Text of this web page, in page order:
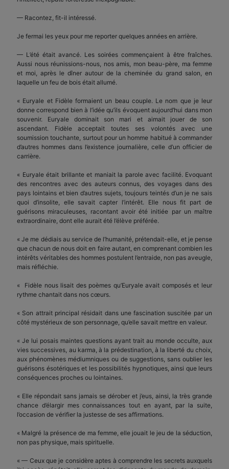
— Racontez, fit-il intéressé.
Je fermai les yeux pour me reporter quelques années en arrière.
— L’été était avancé. Les soirées commençaient à être fraîches.
Aussi nous réunissions-nous, nos amis, mon beau-père, ma femme
et moi, après le dîner autour de la cheminée du grand salon, en
laquelle un feu de bois était allumé.
« Euryale et Fidèle formaient un beau couple. Le nom que je leur
donne correspond bien à l’idée qu’ils évoquent aujourd’hui dans mon
souvenir. Euryale dominait son mari et aimait jouer de son
ascendant. Fidèle acceptait toutes ses volontés avec une
soumission touchante, surtout pour un homme habitué à commander
d’autres hommes dans l’existence journalière, celle d’un officier de
carrière.
« Euryale était brillante et maniait la parole avec facilité. Evoquant
des rencontres avec des auteurs connus, des voyages dans des
pays lointains et bien d’autres sujets, toujours teintés d’un je ne sais
quoi d’insolite, elle savait capter l’intérêt. Elle nous fit part de
guérisons miraculeuses, racontant avoir été initiée par un maître
extraordinaire, dont elle aurait été l’élève préférée.
« Je me dédiais au service de l’humanité, prétendait-elle, et je pense
que chacun de nous doit en faire autant, en comprenant combien les
intérêts véritables des hommes postulent l’entraide, non pas aveugle,
mais réfléchie.
« Fidèle nous lisait des poèmes qu’Euryale avait composés et leur
rythme chantait dans nos cœurs.
« Son attrait principal résidait dans une fascination suscitée par un
côté mystérieux de son personnage, qu’elle savait mettre en valeur.
« Je lui posais maintes questions ayant trait au monde occulte, aux
vies successives, au karma, à la prédestination, à la liberté du choix,
aux phénomènes médiumniques ou de suggestions, sans oublier les
guérisons ésotériques et les possibilités hypnotiques, ainsi que leurs
conséquences proches ou lointaines.
« Elle répondait sans jamais se dérober et j’eus, ainsi, la très grande
chance d’élargir mes connaissances tout en ayant, par la suite,
l’occasion de vérifier la justesse de ses affirmations.
« Malgré la présence de ma femme, elle jouait le jeu de la séduction,
non pas physique, mais spirituelle.
« — Ceux que je considère aptes à comprendre les secrets auxquels